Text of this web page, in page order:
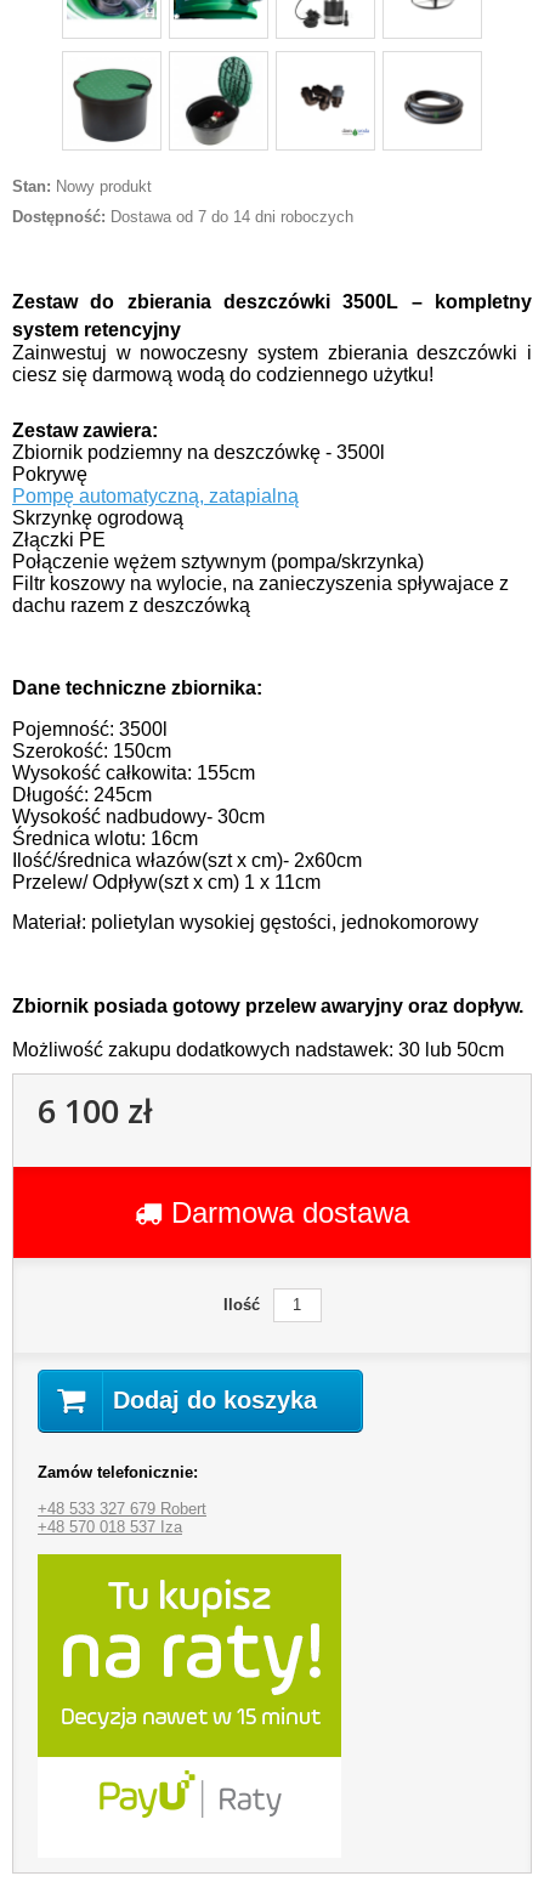
Stan: Nowy produkt
Dostępność: Dostawa od 7 do 14 dni roboczych
Zestaw do zbierania deszczówki 3500L – kompletny
system retencyjny
Zainwestuj w nowoczesny system zbierania deszczówki i
ciesz się darmową wodą do codziennego użytku!
Zestaw zawiera:
Zbiornik podziemny na deszczówkę - 3500l
Pokrywę
Pompę automatyczną, zatapialną
Skrzynkę ogrodową
Złączki PE
Połączenie wężem sztywnym (pompa/skrzynka)
Filtr koszowy na wylocie, na zanieczyszenia spływajace z
dachu razem z deszczówką
Dane techniczne zbiornika:
Pojemność: 3500l
Szerokość: 150cm
Wysokość całkowita: 155cm
Długość: 245cm
Wysokość nadbudowy- 30cm
Średnica wlotu: 16cm
Ilość/średnica włazów(szt x cm)- 2x60cm
Przelew/ Odpływ(szt x cm) 1 x 11cm
Materiał: polietylan wysokiej gęstości, jednokomorowy
Zbiornik posiada gotowy przelew awaryjny oraz dopływ.
Możliwość zakupu dodatkowych nadstawek: 30 lub 50cm
6 100 zł
Darmowa dostawa
Ilość
Dodaj do koszyka
Zamów telefonicznie:
+48 533 327 679 Robert
+48 570 018 537 Iza